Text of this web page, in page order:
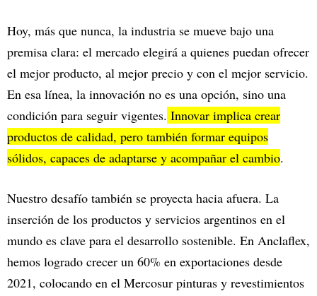
Hoy, más que nunca, la industria se mueve bajo una
premisa clara: el mercado elegirá a quienes puedan ofrecer
el mejor producto, al mejor precio y con el mejor servicio.
En esa línea, la innovación no es una opción, sino una
condición para seguir vigentes. Innovar implica crear
productos de calidad, pero también formar equipos
sólidos, capaces de adaptarse y acompañar el cambio.
Nuestro desafío también se proyecta hacia afuera. La
inserción de los productos y servicios argentinos en el
mundo es clave para el desarrollo sostenible. En Anclaflex,
hemos logrado crecer un 60% en exportaciones desde
2021, colocando en el Mercosur pinturas y revestimientos